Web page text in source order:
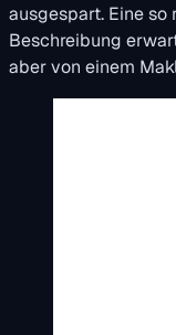
ausgespart. Eine
Beschreibung
aber von einem